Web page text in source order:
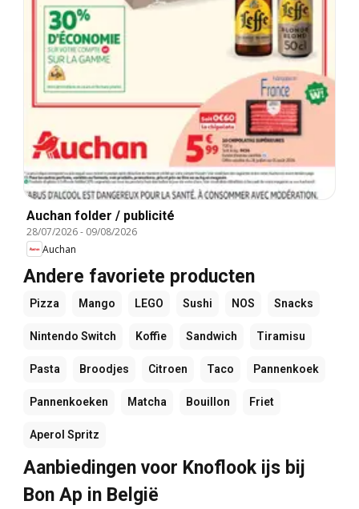
Auchan folder / publicité
28/07/2026- 09/08/2026
Auchan
Andere favoriete producten
Pizza Mango LEGO Sushi NOS Snacks
Nintendo Switch Koffie Sandwich Tiramisu
Pasta Broodjes Citroen Taco Pannenkoek
Pannenkoeken Matcha Bouillon Friet
Aperol Spritz
Aanbiedingen voor Knoflook ijs bij
Bon Ap in België